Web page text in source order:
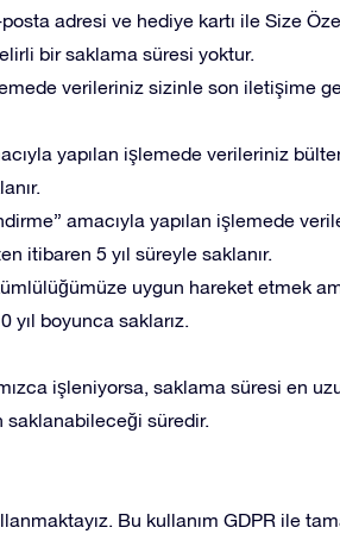
adresi ve hediye kartı ile Size Özel
bir saklama süresi yoktur.
verileriniz sizinle son iletişime
yapılan işlemede verileriniz
amacıyla yapılan işlemede
itibaren 5 yıl süreyle saklanır.
uygun hareket etmek
yıl boyunca saklarız.
işleniyorsa, saklama süresi en
saklanabileceği süredir.
Bu kullanım GDPR ile